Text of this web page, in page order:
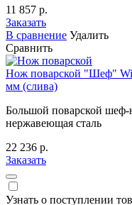
11 857 р.
Заказать
В сравнение Удалить
Сравнить
Нож поварской "Шеф"
мм (слива)
Большой поварской
нержавеющая сталь
22 236 р.
Заказать
Узнать о поступлении